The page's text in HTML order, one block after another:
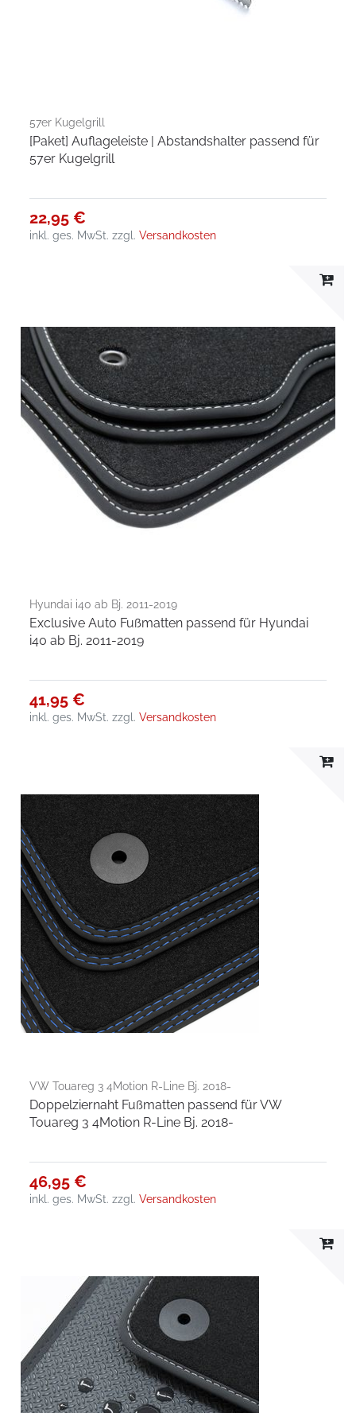
57er Kugelgrill
[Paket] Auflageleiste | Abstandshalter passend für
57er Kugelgrill
22,95 €
inkl. ges. MwSt. zzgl.Versandkosten
Hyundai i40 ab Bj. 2011-2019
Exclusive Auto Fußmatten passend für Hyundai
i40 ab Bj. 2011-2019
41,95 €
inkl. ges. MwSt. zzgl.Versandkosten
VW Touareg 3 4Motion R-Line Bj. 2018-
Doppelziernaht Fußmatten passend für VW
Touareg 3 4Motion R-Line Bj. 2018-
46,95 €
inkl. ges. MwSt. zzgl.Versandkosten